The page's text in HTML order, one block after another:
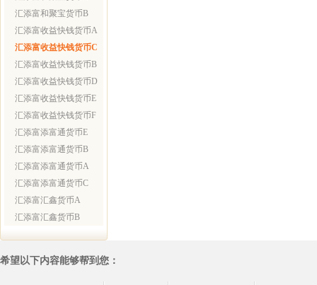
汇添富和聚宝货币B
汇添富收益快钱货币A
汇添富收益快钱货币C
汇添富收益快钱货币B
汇添富收益快钱货币D
汇添富收益快钱货币E
汇添富收益快钱货币F
汇添富添富通货币E
汇添富添富通货币B
汇添富添富通货币A
汇添富添富通货币C
汇添富汇鑫货币A
汇添富汇鑫货币B
希望以下内容能够帮到您：